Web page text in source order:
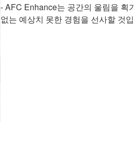
- AFC Enhance는 공간의 울림을 획
없는 예상치 못한 경험을 선사할 것